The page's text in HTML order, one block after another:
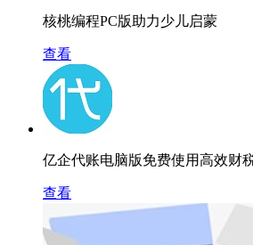
核桃编程PC版助力少儿启蒙
查看
亿企代账电脑版免费使用高效财
查看